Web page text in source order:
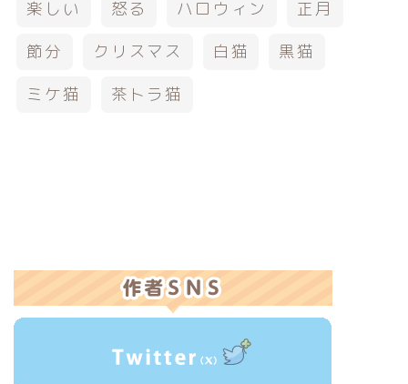
楽しい
怒る ハロウィン
正月
節分
クリスマス 白猫
黒猫
ミケ猫
茶トラ猫